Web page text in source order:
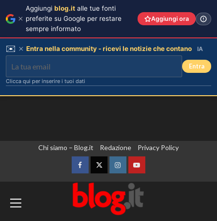
Chi siamo – Blog.it Redazione Privacy Policy
FacebookTwitterInstagramYouTube
Aggiungi blog.it alle tue fonti
preferite su Google per restare
sempre informato
Aggiungi ora
✉️ Entra nella community - ricevi le notizie che contano IA
Entra
Clicca qui per inserire i tuoi dati